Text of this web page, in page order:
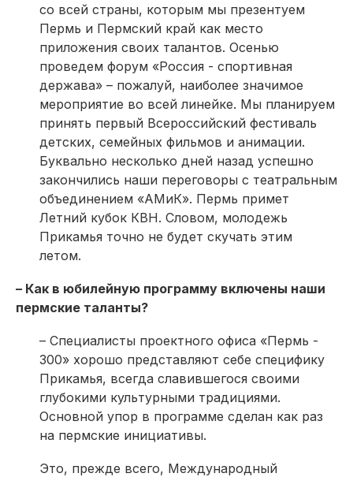
со всей страны, которым мы презентуем
Пермь и Пермский край как место
приложения своих талантов. Осенью
проведем форум «Россия - спортивная
держава» – пожалуй, наиболее значимое
мероприятие во всей линейке. Мы планируем
принять первый Всероссийский фестиваль
детских, семейных фильмов и анимации.
Буквально несколько дней назад успешно
закончились наши переговоры с театральным
объединением «АМиК». Пермь примет
Летний кубок КВН. Словом, молодежь
Прикамья точно не будет скучать этим
летом.
– Как в юбилейную программу включены наши
пермские таланты?
– Специалисты проектного офиса «Пермь -
300» хорошо представляют себе специфику
Прикамья, всегда славившегося своими
глубокими культурными традициями.
Основной упор в программе сделан как раз
на пермские инициативы.
Это, прежде всего, Международный